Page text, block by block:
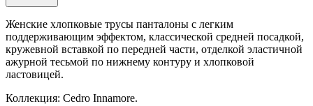
Женские хлопковые трусы панталоны с легким
поддерживающим эффектом, классической средней посадкой,
кружевной вставкой по передней части, отделкой эластичной
ажурной тесьмой по нижнему контуру и хлопковой
ластовицей.
Коллекция: Cedro Innamore.